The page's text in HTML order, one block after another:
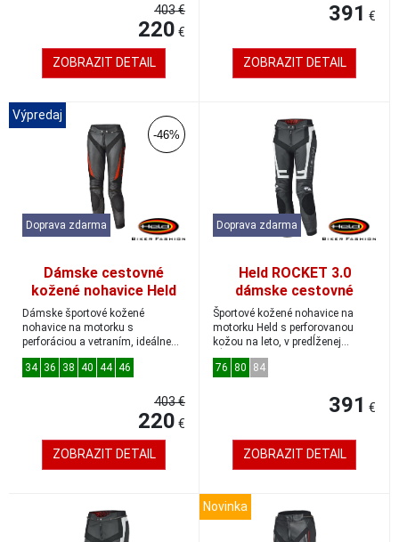
403 €
220 €
ZOBRAZIT DETAIL
391 €
ZOBRAZIT DETAIL
Výpredaj
-46%
Doprava zdarma
Dámske cestovné
kožené nohavice Held
LANE 2 čierna/červená
Dámske športové kožené
nohavice na motorku s
perforáciou a vetraním, ideálne
na leto. V tejto farebn...
34 36 38 40 44 46
403 €
220 €
ZOBRAZIT DETAIL
Doprava zdarma
Held ROCKET 3.0
dámske cestovné
kožené nohavice
predĺžené
Športové kožené nohavice na
motorku Held s perforovanou
kožou na leto, v predĺženej
dĺžke.Vhodná kom...
76
80 84
391 €
ZOBRAZIT DETAIL
Novinka